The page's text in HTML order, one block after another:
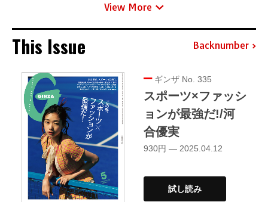
View More
This Issue Backnumber
ギンザ No. 335
スポーツ×ファッシ
ョンが最強だ!/河
合優実
930円 — 2025.04.12
試し読み